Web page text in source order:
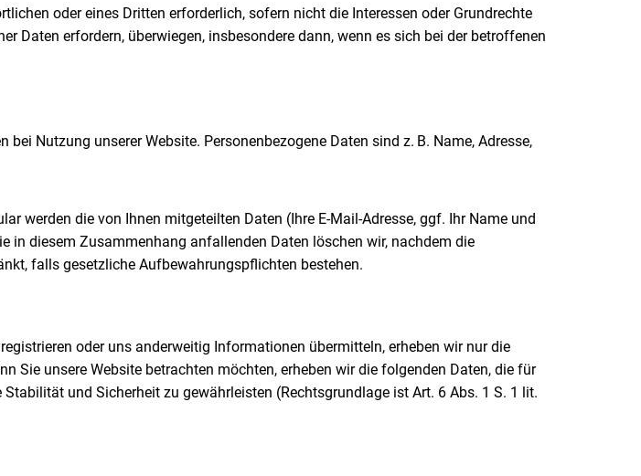
oder eines Dritten erforderlich, sofern nicht die Interessen oder Grundrechte
Daten erfordern, überwiegen, insbesondere dann, wenn es sich bei der betroffenen
Nutzung unserer Website. Personenbezogene Daten sind z. B. Name, Adresse,
werden die von Ihnen mitgeteilten Daten (Ihre E-Mail-Adresse, ggf. Ihr Name und
in diesem Zusammenhang anfallenden Daten löschen wir, nachdem die
falls gesetzliche Aufbewahrungspflichten bestehen.
oder uns anderweitig Informationen übermitteln, erheben wir nur die
Sie unsere Website betrachten möchten, erheben wir die folgenden Daten, die für
und Sicherheit zu gewährleisten (Rechtsgrundlage ist Art. 6 Abs. 1 S. 1 lit.